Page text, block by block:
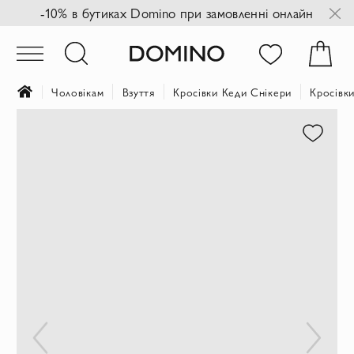
-10% в бутиках Domino при замовленні онлайн
Чоловікам Взуття Кросівки Кеди Снікери